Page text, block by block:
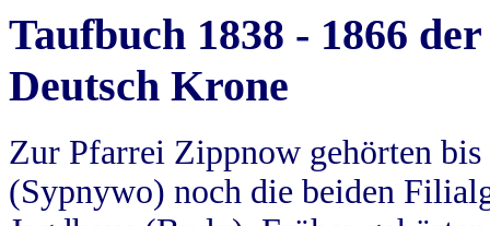
Taufbuch 1838 - 1866
Deutsch Krone
Zur Pfarrei Zippnow gehörten
(Sypnywo) noch die beiden